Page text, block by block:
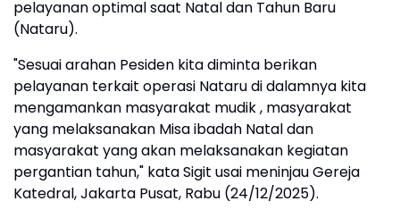
pelayanan optimal saat Natal dan Tahun Baru
(Nataru).
"Sesuai arahan Pesiden kita diminta berikan
pelayanan terkait operasi Nataru di dalamnya kita
mengamankan masyarakat mudik , masyarakat
yang melaksanakan Misa ibadah Natal dan
masyarakat yang akan melaksanakan kegiatan
pergantian tahun," kata Sigit usai meninjau Gereja
Katedral, Jakarta Pusat, Rabu (24/12/2025).